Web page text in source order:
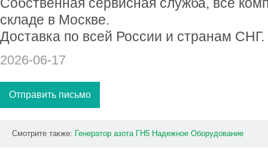
Собственная сервисная служба, все
складе в Москве.
Доставка по всей России и странам СНГ.
2026-06-17
Отправить письмо
Смотрите также: Генератор азота ГН5 Надежное Оборудование